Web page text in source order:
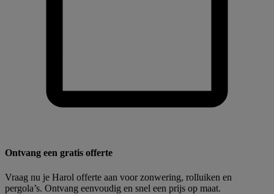
Ontvang een gratis offerte
Vraag nu je Harol offerte aan voor zonwering, rolluiken en
pergola’s. Ontvang eenvoudig en snel een prijs op maat.